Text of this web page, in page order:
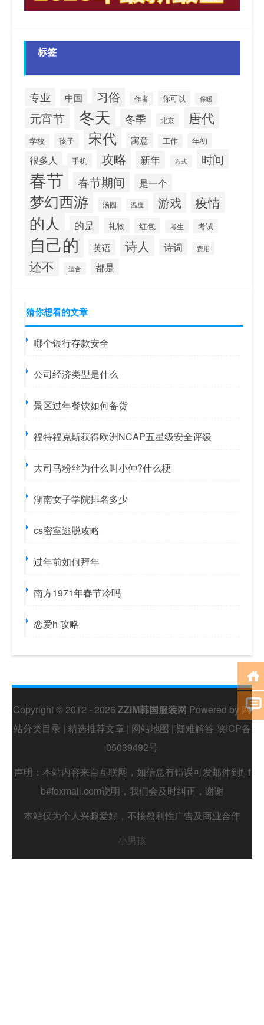
标签
专业 中国 习俗 作者 你可以 保暖
元宵节 冬天 冬季 北京 唐代
学校 孩子 宋代 寓意 工作 年初
很多人 手机 攻略 新年 方式 时间
春节 春节期间 是一个
梦幻西游 汤圆 温度 游戏 疫情
的人 的是 礼物 红包 考生 考试
自己的 英语 诗人 诗词 费用
还不 适合 都是
猜你想看的文章
哪个银行存款安全
公司经济类型是什么
景区过年餐饮如何备货
福特福克斯获得欧洲NCAP五星级安全评级
大司马粉丝为什么叫小仲?什么梗
湖南女子学院排名多少
cs密室逃脱攻略
过年前如何拜年
南方1971年春节冷吗
恋爱h 攻略
Copyright © 2012 - 2026 ZZIM韩国服装网 Powered by 网
站分类目录 | 精选推荐文章 | 网站地图 | 疑难解答 陕ICP备
05039492号
声明：本站内容来自互联网，如信息有错误可发邮件到f_f
b#foxmail.com说明，我们会及时纠正，谢谢
本站仅为个人兴趣爱好，不接盈利性广告及商业合作
小男孩